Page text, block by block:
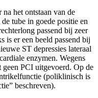
het ontstaan van de
tube in goede positie en
passend bij zeer
is er een beeld passend bij
ST depressies lateraal
enzymen. Wegens
PCI uitgevoerd. Op de
(poliklinisch is
beschreven).